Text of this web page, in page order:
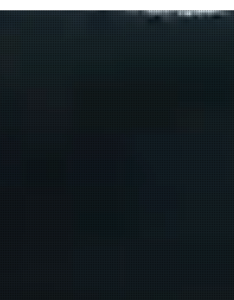
recreatiepark